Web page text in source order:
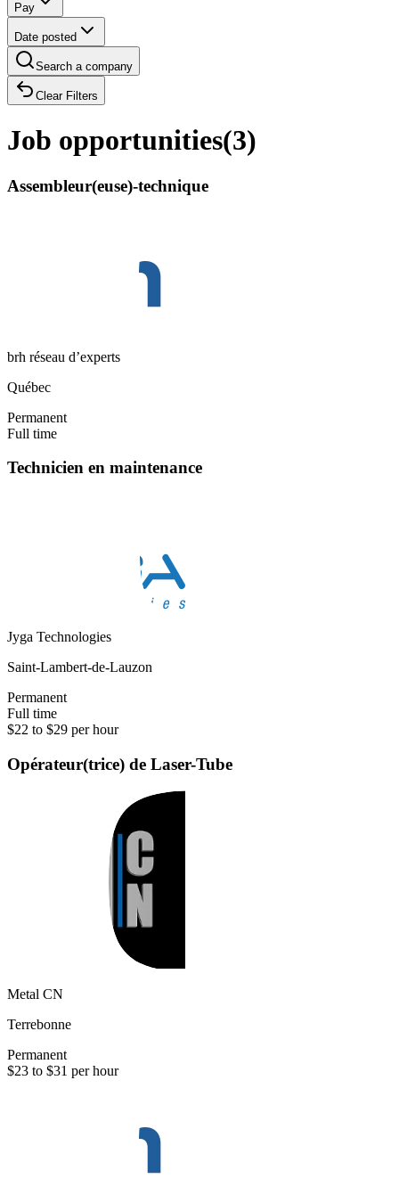
Pay
Date posted
Search a company
Clear Filters
Job opportunities(3)
Assembleur(euse)-technique
brh réseau d’experts
Québec
Permanent
Full time
Technicien en maintenance
Jyga Technologies
Saint-Lambert-de-Lauzon
Permanent
Full time
$22 to $29 per hour
Opérateur(trice) de Laser-Tube
Metal CN
Terrebonne
Permanent
$23 to $31 per hour